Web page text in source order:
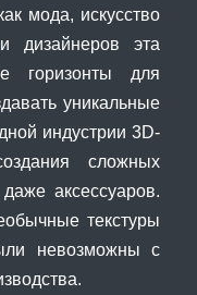
мода, искусство
дизайнеров эта
горизонты для
уникальные
индустрии 3D-
сложных
аксессуаров.
текстуры
невозможны с